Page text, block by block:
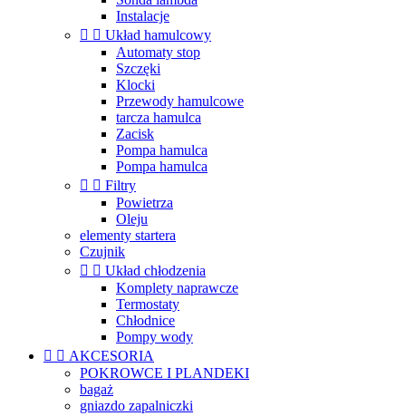
Instalacje
  Układ hamulcowy
Automaty stop
Szczęki
Klocki
Przewody hamulcowe
tarcza hamulca
Zacisk
Pompa hamulca
Pompa hamulca
  Filtry
Powietrza
Oleju
elementy startera
Czujnik
  Układ chłodzenia
Komplety naprawcze
Termostaty
Chłodnice
Pompy wody
  AKCESORIA
POKROWCE I PLANDEKI
bagaż
gniazdo zapalniczki